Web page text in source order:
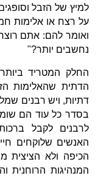
למיץ של הזבל
על רצח או אלימות
ואומר להם: אתם
נחשבים יותר?"
החלק המטריד
הדתית שהאלימות
דתיות, ויש רבנים
בסדר כל עוד הם
לרבנים לקבל
האנשים שלוקחים
הכיפה ולא הציצית
המנהיגות הרוחנית